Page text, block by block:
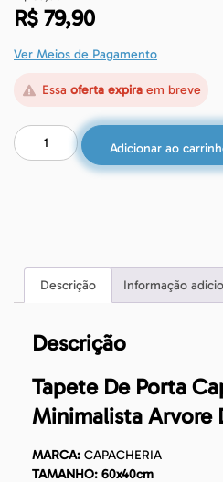
R$ 79,90
Ver Meios de Pagamento
Essa oferta expiraem breve
Adicionar ao
Descrição Informação
Descrição
Tapete De Porta
Minimalista Arvore
MARCA: CAPACHERIA
TAMANHO: 60x40cm